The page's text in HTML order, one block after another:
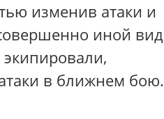
изменив атаки и
иной вид
в ближнем бою.